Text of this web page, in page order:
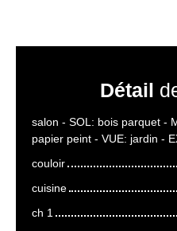
Détail
salon - SOL: bois parquet -
papier peint - VUE: jardin -
couloir
cuisine
ch 1